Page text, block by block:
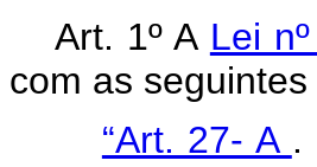
Art. 1º A Lei
com as
“Art. 27- A .